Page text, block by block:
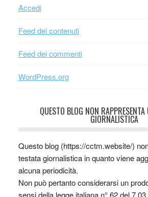
Accedi
Feed dei contenuti
Feed dei commenti
WordPress.org
QUESTO BLOG NON
GIORNALISTICA
Questo blog (https://cctm.website/)
testata giornalistica in quanto viene
alcuna periodicità.
Non può pertanto considerarsi un
sensi della legge italiana n° 62 del